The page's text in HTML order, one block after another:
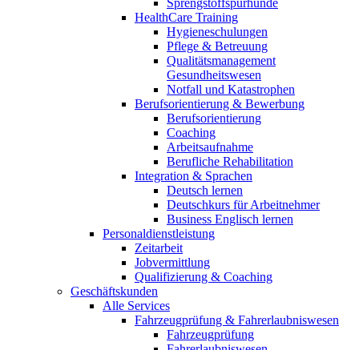
HealthCare Training
Hygieneschulungen
Pflege & Betreuung
Qualitätsmanagement
Gesundheitswesen
Notfall und Katastrophen
Berufsorientierung & Bewerbung
Berufsorientierung
Coaching
Arbeitsaufnahme
Berufliche Rehabilitation
Integration & Sprachen
Deutsch lernen
Deutschkurs für Arbeitnehmer
Business Englisch lernen
Personaldienstleistung
Zeitarbeit
Jobvermittlung
Qualifizierung & Coaching
Geschäftskunden
Alle Services
Fahrzeugprüfung & Fahrerlaubniswesen
Fahrzeugprüfung